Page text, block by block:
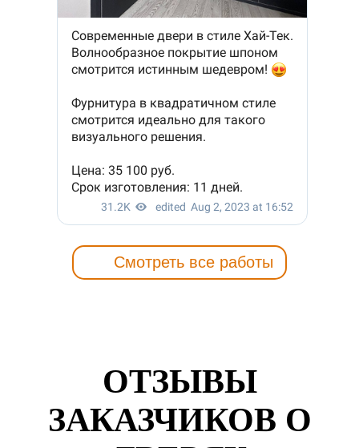
Смотреть все работы
ОТЗЫВЫ
ЗАКАЗЧИКОВ О